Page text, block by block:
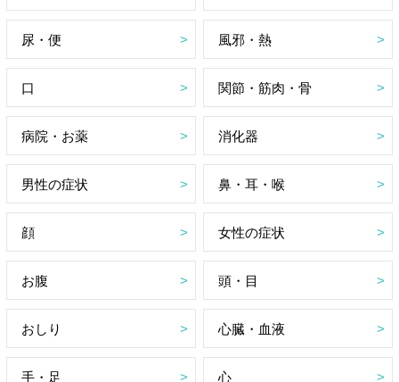
尿・便 風邪・熱
口 関節・筋肉・骨
病院・お薬 消化器
男性の症状 鼻・耳・喉
顔 女性の症状
お腹 頭・目
おしり 心臓・血液
手・足 心